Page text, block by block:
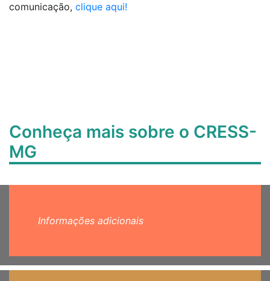
comunicação, clique aqui!
Conheça mais sobre o CRESS-
MG
Informações adicionais